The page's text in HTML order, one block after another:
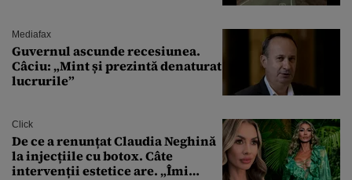
Mediafax
Guvernul ascunde recesiunea.
Câciu: „Mint și prezintă denaturat
lucrurile”
Click
De ce a renunțat Claudia Neghină
la injecțiile cu botox. Câte
intervenții estetice are. „Îmi